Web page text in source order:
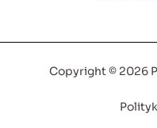
Copyright © 2026